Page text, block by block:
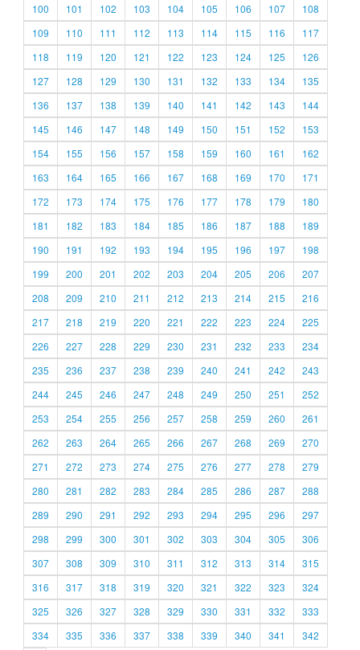
100
101 102 103 104 105 106 107
108
109
110 111 112 113 114 115 116
117
118
119 120 121 122 123 124 125
126
127
128 129 130 131 132 133 134
135
136
137 138 139 140 141 142 143
144
145
146 147 148 149 150 151 152
153
154
155 156 157 158 159 160 161
162
163
164 165 166 167 168 169 170
171
172
173 174 175 176 177 178 179
180
181
182 183 184 185 186 187 188
189
190
191 192 193 194 195 196 197
198
199
200 201 202 203 204 205 206
207
208
209 210 211 212 213 214 215
216
217
218 219 220 221 222 223 224
225
226
227 228 229 230 231 232 233
234
235
236 237 238 239 240 241 242
243
244
245 246 247 248 249 250 251
252
253
254 255 256 257 258 259 260
261
262
263 264 265 266 267 268 269
270
271
272 273 274 275 276 277 278
279
280
281 282 283 284 285 286 287
288
289
290 291 292 293 294 295 296
297
298
299 300 301 302 303 304 305
306
307
308 309 310 311 312 313 314
315
316
317 318 319 320 321 322 323
324
325
326 327 328 329 330 331 332
333
334
335 336 337 338 339 340 341 342